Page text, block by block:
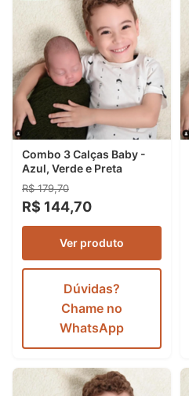
Combo 3 Calças Baby -
Azul, Verde e Preta
R$ 179,70
R$ 144,70
Ver produto
Dúvidas?
Chame no
WhatsApp